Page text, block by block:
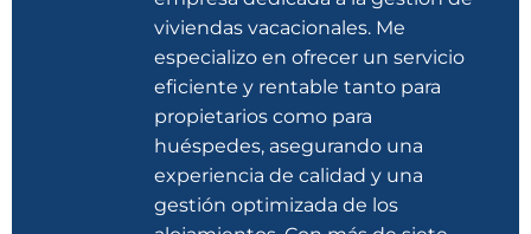
viviendas vacacionales. Me
especializo en ofrecer un servicio
eficiente y rentable tanto para
propietarios como para
huéspedes, asegurando una
experiencia de calidad y una
gestión optimizada de los